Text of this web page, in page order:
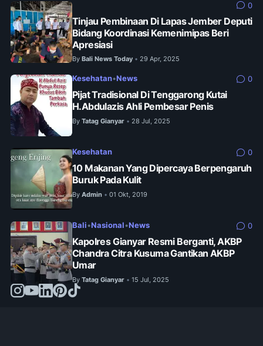
0
Tinjau Pembinaan Di Lapas Jember Deputi
Bidang Koordinasi Kemenimipas Beri
Apresiasi
By Bali News Today • 29 Apr, 2025
Kesehatan•News 0
Pijat Tradisional Di Tenggarong Kutai
H.Abdulazis Ahli Pembesar Penis
By Tatag Gianyar • 28 Jul, 2025
Kesehatan 0
10 Makanan Yang Dipercaya Berpengaruh
Buruk Pada Kulit
By Admin • 01 Okt, 2019
Bali•Nasional•News 0
Kapolres Gianyar Resmi Berganti, AKBP
Chandra Citra Kusuma Gantikan AKBP
Umar
By Tatag Gianyar • 15 Jul, 2025